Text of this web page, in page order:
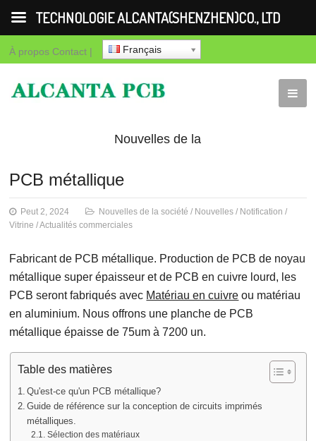
À propos Contact | Français
Nouvelles de la
société
commerciales
PCB métallique
Peut 2, 2024 Nouvelles de la société / Nouvelles / Notification /
Vitrine /Actualités commerciales
Fabricant de PCB métallique. Production de PCB de noyau
métallique super épaisseur et de PCB en cuivre lourd, les
PCB seront fabriqués avec Matériau en cuivre ou matériau
en aluminium. Nous offrons une planche de PCB
métallique épaisse de 75um à 7200 un.
Table des matières
Qu'est-ce qu'un PCB métallique?
Guide de référence sur la conception de circuits imprimés
métalliques.
Sélection des matériaux
TECHNOLOGIE ALCANTA(SHENZHEN)CO., LTD